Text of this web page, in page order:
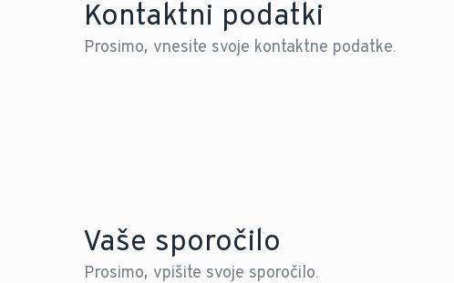
Kontaktni podatki
Prosimo, vnesite svoje kontaktne podatke.
Vaše sporočilo
Prosimo, vpišite svoje sporočilo.